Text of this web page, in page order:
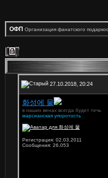
ОФП Организация фанатского
27.10.2018, 20:24
화성에 물
в наших венах всегда будет течь
марсианская упоротость
Регистрация: 02.03.2011
Сообщения: 26,053